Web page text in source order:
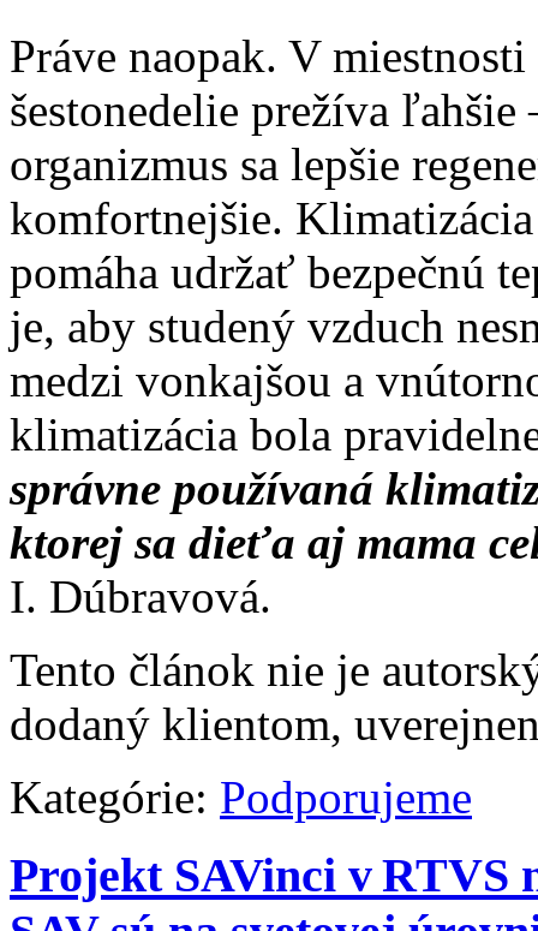
Práve naopak. V
šestonedelie prežíva
organizmus sa lepšie
komfortnejšie.
pomáha udržať bezpečnú
je, aby studený vzduch
medzi vonkajšou a
klimatizácia bola
správne používaná
ktorej sa dieťa aj mama
I. Dúbravová.
Tento článok nie je
dodaný klientom,
Kategórie: Podporujeme
Projekt SAVinci v RTVS